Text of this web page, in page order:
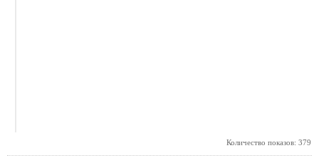
Количество показов: 379